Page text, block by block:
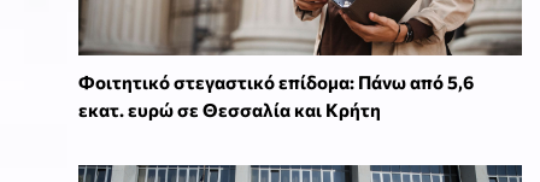
Φοιτητικό στεγαστικό επίδομα: Πάνω από 5,6
εκατ. ευρώ σε Θεσσαλία και Κρήτη